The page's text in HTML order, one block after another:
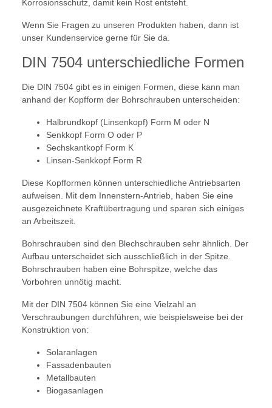
Korrosionsschutz, damit kein Rost entsteht.
Wenn Sie Fragen zu unseren Produkten haben, dann ist
unser Kundenservice gerne für Sie da.
DIN 7504 unterschiedliche Formen
Die DIN 7504 gibt es in einigen Formen, diese kann man
anhand der Kopfform der Bohrschrauben unterscheiden:
Halbrundkopf (Linsenkopf) Form M oder N
Senkkopf Form O oder P
Sechskantkopf Form K
Linsen-Senkkopf Form R
Diese Kopfformen können unterschiedliche Antriebsarten
aufweisen. Mit dem Innenstern-Antrieb, haben Sie eine
ausgezeichnete Kraftübertragung und sparen sich einiges
an Arbeitszeit.
Bohrschrauben sind den Blechschrauben sehr ähnlich. Der
Aufbau unterscheidet sich ausschließlich in der Spitze.
Bohrschrauben haben eine Bohrspitze, welche das
Vorbohren unnötig macht.
Mit der DIN 7504 können Sie eine Vielzahl an
Verschraubungen durchführen, wie beispielsweise bei der
Konstruktion von:
Solaranlagen
Fassadenbauten
Metallbauten
Biogasanlagen